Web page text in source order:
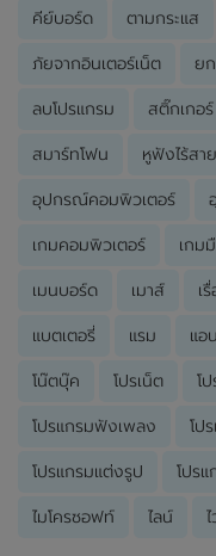
คีย์บอร์ด ตามกระแส
ภัยจากอินเตอร์เน็ต ยก
ลบโปรแกรม สติ๊กเกอร์
สมาร์ทโฟน หูฟังไร้สาย
อุปกรณ์คอมพิวเตอร์
เกมคอมพิวเตอร์ เกม
เมนบอร์ด เมาส์ เ
แบตเตอรี่ แรม แอ
โน๊ตบุ๊ค โปรเน็ต โ
โปรแกรมฟังเพลง โป
โปรแกรมแต่งรูป โปรแ
ไมโครซอฟท์ ไลน์